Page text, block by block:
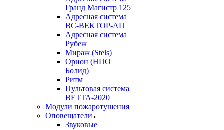
Гранд Магистр 125
Адресная система
ВС-ВЕКТОР-АП
Адресная система
Рубеж
Мираж (Stels)
Орион (НПО
Болид)
Ритм
Пультовая система
ВЕТТА-2020
Модули пожаротушения
Оповещатели
Звуковые